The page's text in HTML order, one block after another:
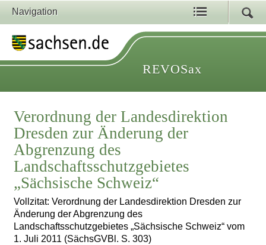
Navigation
REVOSax
Verordnung der Landesdirektion
Dresden zur Änderung der
Abgrenzung des
Landschaftsschutzgebietes
„Sächsische Schweiz“
Vollzitat: Verordnung der Landesdirektion Dresden zur
Änderung der Abgrenzung des
Landschaftsschutzgebietes „Sächsische Schweiz“ vom
1. Juli 2011 (SächsGVBl. S. 303)